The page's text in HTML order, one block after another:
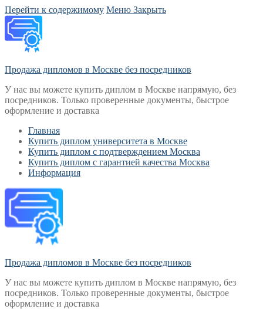
Перейти к содержимому Меню Закрыть
Продажа дипломов в Москве без посредников
У нас вы можете купить диплом в Москве напрямую, без
посредников. Только проверенные документы, быстрое
оформление и доставка
Главная
Купить диплом университета в Москве
Купить диплом с подтверждением Москва
Купить диплом с гарантией качества Москва
Информация
Продажа дипломов в Москве без посредников
У нас вы можете купить диплом в Москве напрямую, без
посредников. Только проверенные документы, быстрое
оформление и доставка